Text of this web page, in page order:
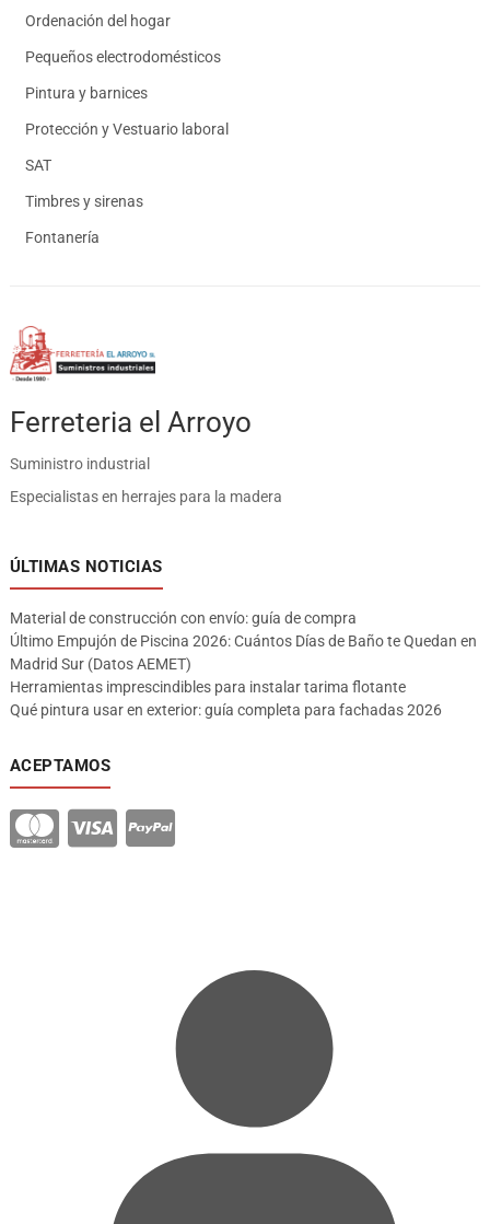
Ordenación del hogar
Pequeños electrodomésticos
Pintura y barnices
Protección y Vestuario laboral
SAT
Timbres y sirenas
Fontanería
Ferreteria el Arroyo
Suministro industrial
Especialistas en herrajes para la madera
ÚLTIMAS NOTICIAS
Material de construcción con envío: guía de compra
Último Empujón de Piscina 2026: Cuántos Días de Baño te Quedan en
Madrid Sur (Datos AEMET)
Herramientas imprescindibles para instalar tarima flotante
Qué pintura usar en exterior: guía completa para fachadas 2026
ACEPTAMOS